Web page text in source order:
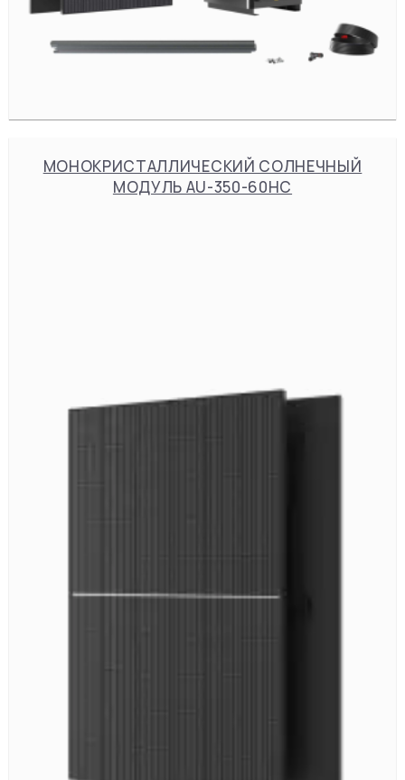
МОНОКРИСТАЛЛИЧЕСКИЙ СОЛНЕЧНЫЙ
МОДУЛЬ AU-350-60HC